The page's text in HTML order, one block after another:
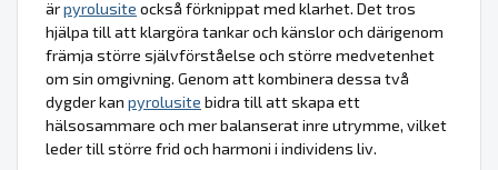
ärpyrolusite också förknippat med klarhet. Det tros
hjälpa till att klargöra tankar och känslor och därigenom
främja större självförståelse och större medvetenhet
om sin omgivning. Genom att kombinera dessa två
dygder kan pyrolusite bidra till att skapa ett
hälsosammare och mer balanserat inre utrymme, vilket
leder till större frid och harmoni i individens liv.